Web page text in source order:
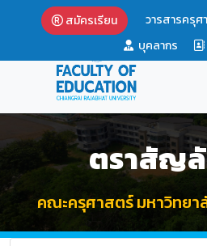
สมัครเรียน วารสารครุศ
บุคลากร
ตราสัญ
คณะครุศาสตร์ มหาวิทยา